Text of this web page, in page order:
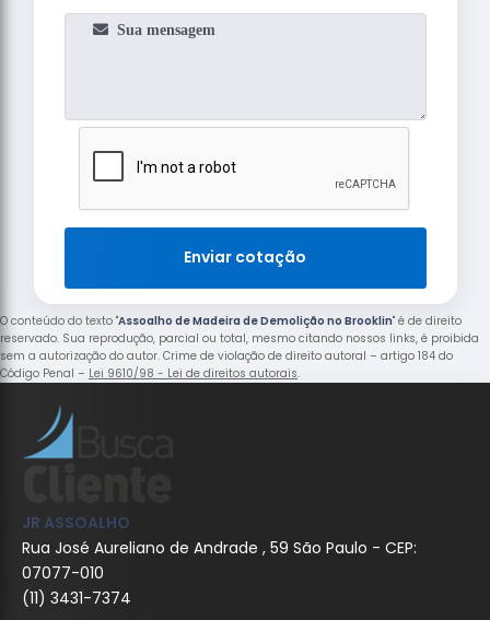
Enviar cotação
O conteúdo do texto "Assoalho de Madeira de Demolição no Brooklin" é de direito
reservado. Sua reprodução, parcial ou total, mesmo citando nossos links, é proibida
sem a autorização do autor. Crime de violação de direito autoral – artigo 184 do
Código Penal – Lei 9610/98 - Lei de direitos autorais.
JR ASSOALHO
Rua José Aureliano de Andrade , 59 São Paulo - CEP:
07077-010
(11) 3431-7374